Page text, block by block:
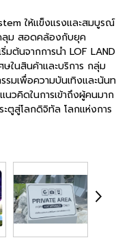
ให้เเข็งแรงเเละสมบูรณ์
ลุม สอดคล้องกับยุค
มต้นจากการนำ LOF LAND
ในสินค้าเเละบริการ กลุ่ม
มเพื่อความบันเทิงและนันท
นวคิดในการเข้าถึงผู้คนมาก
ตูสู่โลกดิจิทัล โลกแห่งการ